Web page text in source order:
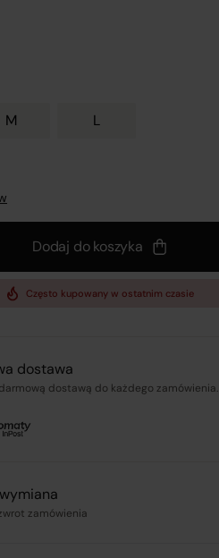
M L
Dodaj do koszyka
Często kupowany w ostatnim czasie
dostawa
dostawą do każdego zamówienia.
zamówienia